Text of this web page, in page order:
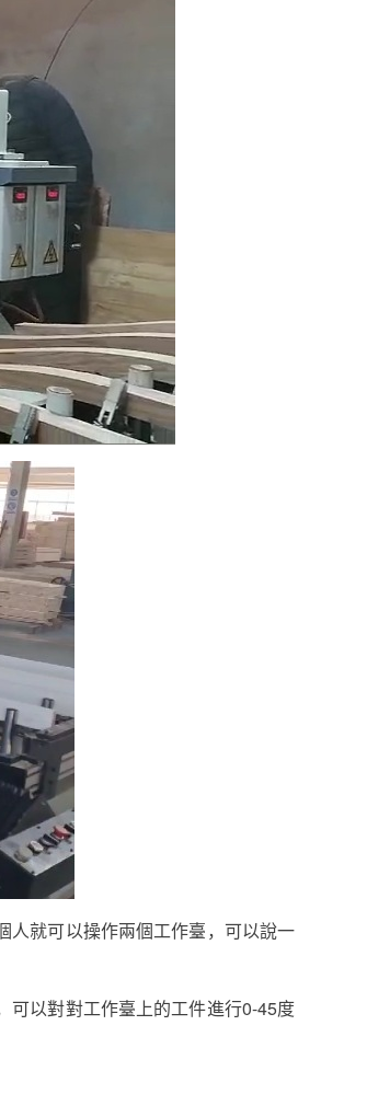
人就可以操作兩個工作臺，可以說一
可以對對工作臺上的工件進行0-45度